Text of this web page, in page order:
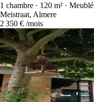
1 chambre · 120 m² · Meublé
Meistraat, Almere
2 350 € /mois